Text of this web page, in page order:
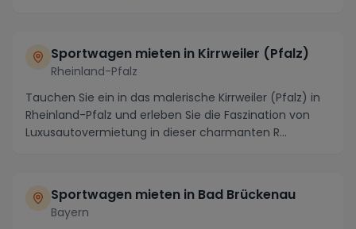
Sportwagen mieten in Kirrweiler (Pfalz)
Rheinland-Pfalz
Tauchen Sie ein in das malerische Kirrweiler (Pfalz) in
Rheinland-Pfalz und erleben Sie die Faszination von
Luxusautovermietung in dieser charmanten R...
Sportwagen mieten in Bad Brückenau
Bayern